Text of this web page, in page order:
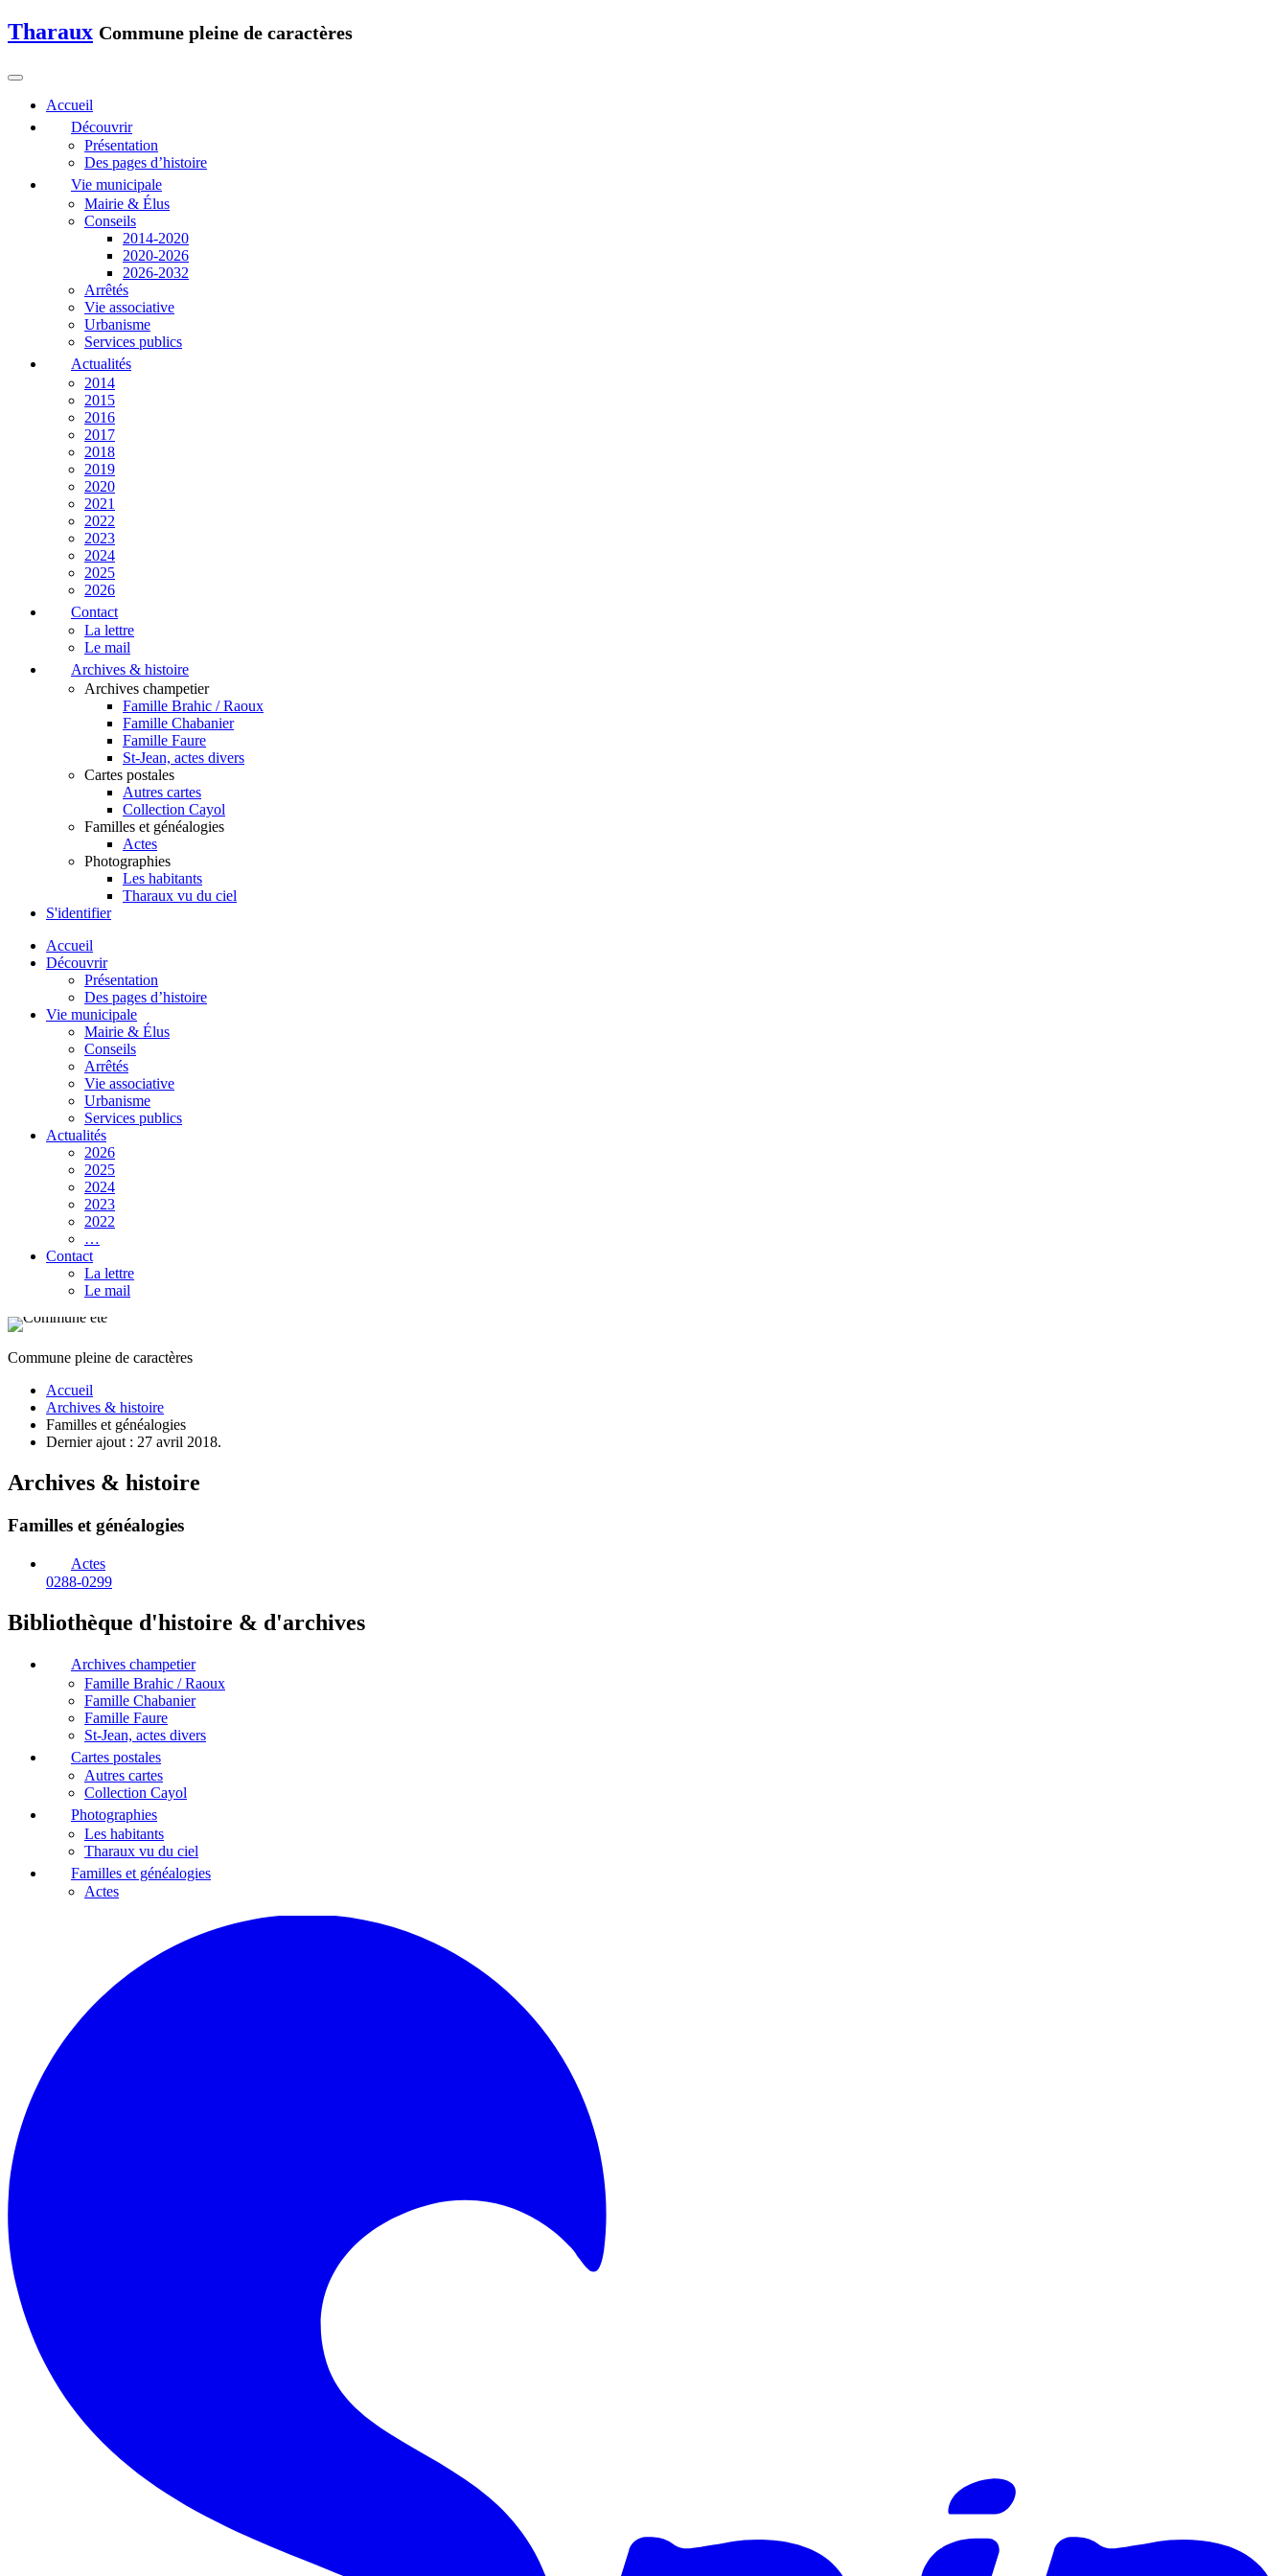
Tharaux Commune pleine de caractères
Accueil
Découvrir
Présentation
Des pages d’histoire
Vie municipale
Mairie & Élus
Conseils
2014-2020
2020-2026
2026-2032
Arrêtés
Vie associative
Urbanisme
Services publics
Actualités
2014
2015
2016
2017
2018
2019
2020
2021
2022
2023
2024
2025
2026
Contact
La lettre
Le mail
Archives & histoire
Archives champetier
Famille Brahic / Raoux
Famille Chabanier
Famille Faure
St-Jean, actes divers
Cartes postales
Autres cartes
Collection Cayol
Familles et généalogies
Actes
Photographies
Les habitants
Tharaux vu du ciel
S'identifier
Accueil
Découvrir
Présentation
Des pages d’histoire
Vie municipale
Mairie & Élus
Conseils
Arrêtés
Vie associative
Urbanisme
Services publics
Actualités
2026
2025
2024
2023
2022
…
Contact
La lettre
Le mail
Commune pleine de caractères
Accueil
Archives & histoire
Familles et généalogies
Dernier ajout : 27 avril 2018.
Archives & histoire
Familles et généalogies
Actes
0288-0299
Bibliothèque d'histoire & d'archives
Archives champetier
Famille Brahic / Raoux
Famille Chabanier
Famille Faure
St-Jean, actes divers
Cartes postales
Autres cartes
Collection Cayol
Photographies
Les habitants
Tharaux vu du ciel
Familles et généalogies
Actes